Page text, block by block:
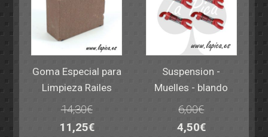
Goma Especial para
Limpieza Railes
14,30€
El
11,25€El
Suspension -
Muelles - blando
6,00€
El
4,50€El